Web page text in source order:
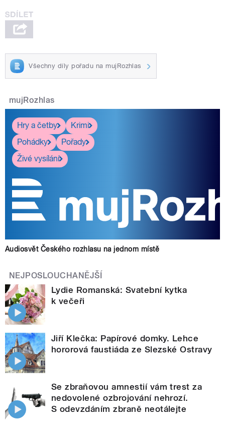
Všechny díly pořadu na mujRozhlas
mujRozhlas
Hry a četby
Krimi
Pohádky
Pořady
Živé vysílání
Audiosvět Českého rozhlasu na jednom místě
NEJPOSLOUCHANĚJŠÍ
Lydie Romanská: Svatební kytka
k večeři
Jiří Klečka: Papírové domky. Lehce
hororová faustiáda ze Slezské Ostravy
Se zbraňovou amnestií vám trest za
nedovolené ozbrojování nehrozí.
S odevzdáním zbraně neotálejte